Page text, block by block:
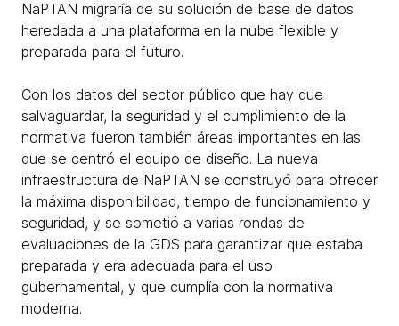
NaPTAN migraría de su solución de base de datos
heredada a una plataforma en la nube flexible y
preparada para el futuro.
Con los datos del sector público que hay que
salvaguardar, la seguridad y el cumplimiento de la
normativa fueron también áreas importantes en las
que se centró el equipo de diseño. La nueva
infraestructura de NaPTAN se construyó para ofrecer
la máxima disponibilidad, tiempo de funcionamiento y
seguridad, y se sometió a varias rondas de
evaluaciones de la GDS para garantizar que estaba
preparada y era adecuada para el uso
gubernamental, y que cumplía con la normativa
moderna.